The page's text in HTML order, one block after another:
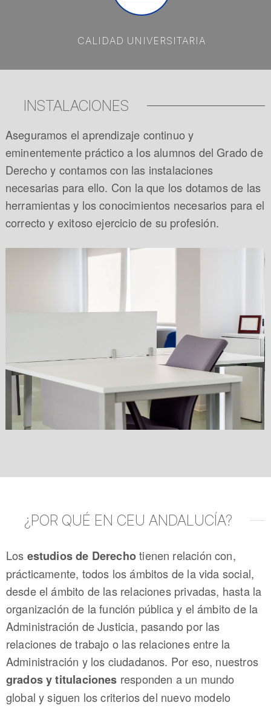
CALIDAD UNIVERSITARIA
INSTALACIONES
Aseguramos el aprendizaje continuo y
eminentemente práctico a los alumnos del Grado de
Derecho y contamos con las instalaciones
necesarias para ello. Con la que los dotamos de las
herramientas y los conocimientos necesarios para el
correcto y exitoso ejercicio de su profesión.
¿POR QUÉ EN CEU ANDALUCÍA?
Los estudios de Derechotienen relación con,
prácticamente, todos los ámbitos de la vida social,
desde el ámbito de las relaciones privadas, hasta la
organización de la función pública y el ámbito de la
Administración de Justicia, pasando por las
relaciones de trabajo o las relaciones entre la
Administración y los ciudadanos. Por eso, nuestros
grados y titulaciones responden a un mundo
global y siguen los criterios del nuevo modelo